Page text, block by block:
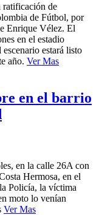
ratificación de
de Fútbol, por
Enrique Vélez. El
en el estadio
estará listo
año. Ver Mas
en el barrio
en la calle 26A con
Hermosa, en el
Policía, la víctima
moto lo venían
Ver Mas